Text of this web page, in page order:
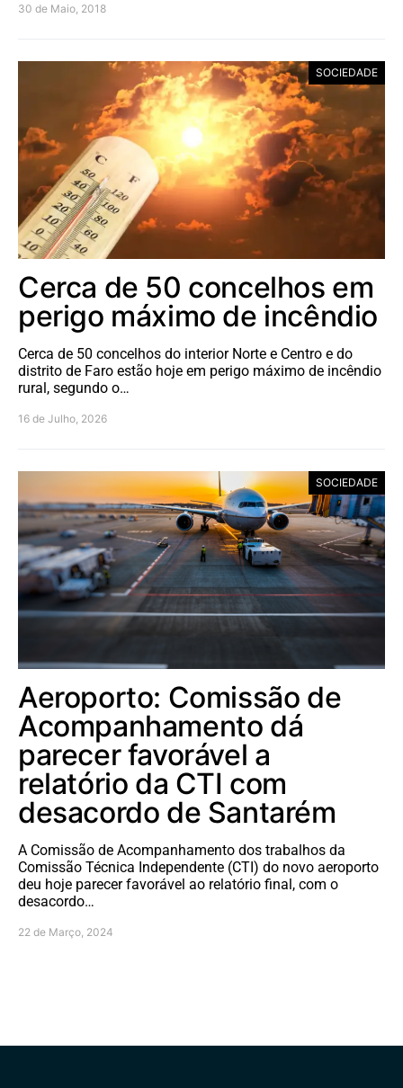
30 de Maio, 2018
SOCIEDADE
Cerca de 50 concelhos em
perigo máximo de incêndio
Cerca de 50 concelhos do interior Norte e Centro e do
distrito de Faro estão hoje em perigo máximo de incêndio
rural, segundo o…
16 de Julho, 2026
SOCIEDADE
Aeroporto: Comissão de
Acompanhamento dá
parecer favorável a
relatório da CTI com
desacordo de Santarém
A Comissão de Acompanhamento dos trabalhos da
Comissão Técnica Independente (CTI) do novo aeroporto
deu hoje parecer favorável ao relatório final, com o
desacordo…
22 de Março, 2024